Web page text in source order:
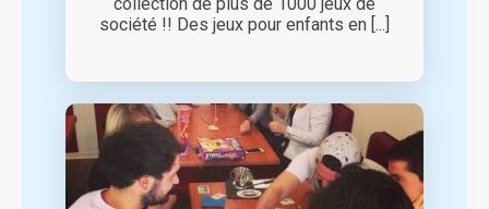
société !! Des jeux pour enfants en [...]